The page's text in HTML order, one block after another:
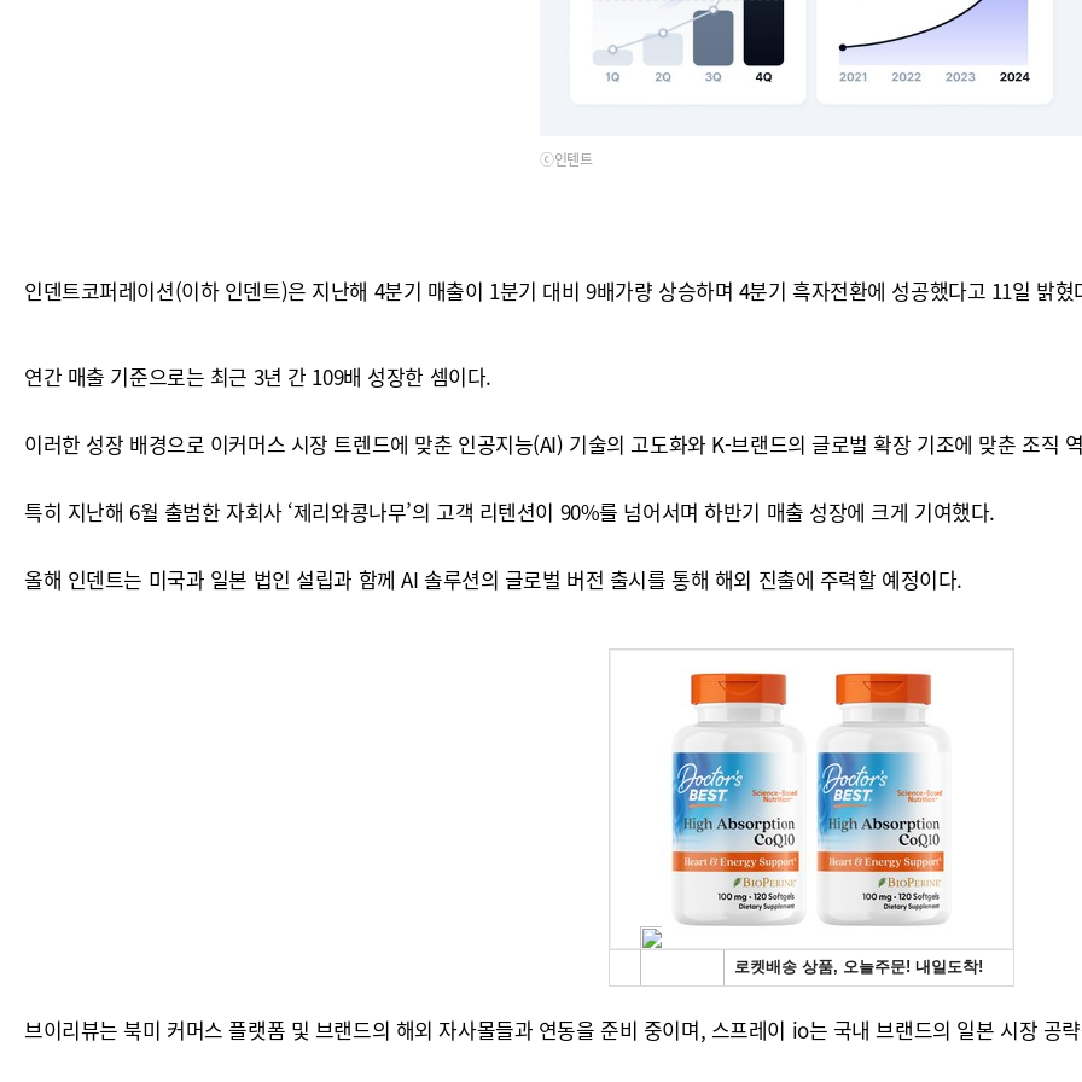
ⓒ인텐트
인덴트코퍼레이션(이하 인덴트)은 지난해 4분기 매출이 1분기 대비 9배가량 상승하며 4분기 흑자전환에 성공했다고 11일 밝혔
연간 매출 기준으로는 최근 3년 간 109배 성장한 셈이다.
이러한 성장 배경으로 이커머스 시장 트렌드에 맞춘 인공지능(AI) 기술의 고도화와 K-브랜드의 글로벌 확장 기조에 맞춘 조직
특히 지난해 6월 출범한 자회사 ‘제리와콩나무’의 고객 리텐션이 90%를 넘어서며 하반기 매출 성장에 크게 기여했다.
올해 인덴트는 미국과 일본 법인 설립과 함께 AI 솔루션의 글로벌 버전 출시를 통해 해외 진출에 주력할 예정이다.
브이리뷰는 북미 커머스 플랫폼 및 브랜드의 해외 자사몰들과 연동을 준비 중이며, 스프레이 io는 국내 브랜드의 일본 시장 공